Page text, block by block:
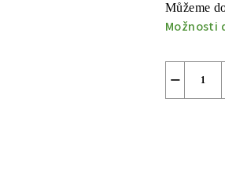
Můžeme
Možnosti
−